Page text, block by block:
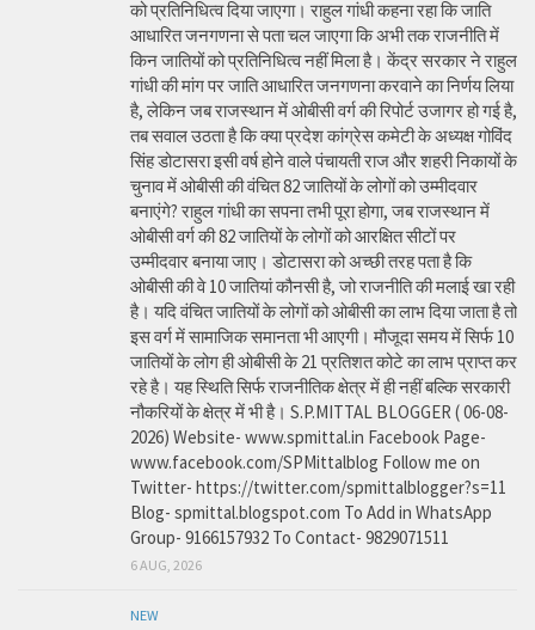
को प्रतिनिधित्व दिया जाएगा। राहुल गांधी कहना रहा कि जाति
आधारित जनगणना से पता चल जाएगा कि अभी तक राजनीति में
किन जातियों को प्रतिनिधित्व नहीं मिला है। केंद्र सरकार ने राहुल
गांधी की मांग पर जाति आधारित जनगणना करवाने का निर्णय लिया
है, लेकिन जब राजस्थान में ओबीसी वर्ग की रिपोर्ट उजागर हो गई है,
तब सवाल उठता है कि क्या प्रदेश कांग्रेस कमेटी के अध्यक्ष गोविंद
सिंह डोटासरा इसी वर्ष होने वाले पंचायती राज और शहरी निकायों के
चुनाव में ओबीसी की वंचित 82 जातियों के लोगों को उम्मीदवार
बनाएंगे? राहुल गांधी का सपना तभी पूरा होगा, जब राजस्थान में
ओबीसी वर्ग की 82 जातियों के लोगों को आरक्षित सीटों पर
उम्मीदवार बनाया जाए। डोटासरा को अच्छी तरह पता है कि
ओबीसी की वे 10 जातियां कौनसी है, जो राजनीति की मलाई खा रही
है। यदि वंचित जातियों के लोगों को ओबीसी का लाभ दिया जाता है तो
इस वर्ग में सामाजिक समानता भी आएगी। मौजूदा समय में सिर्फ 10
जातियों के लोग ही ओबीसी के 21 प्रतिशत कोटे का लाभ प्राप्त कर
रहे है। यह स्थिति सिर्फ राजनीतिक क्षेत्र में ही नहीं बल्कि सरकारी
नौकरियों के क्षेत्र में भी है। S.P.MITTAL BLOGGER ( 06-08-
2026) Website- www.spmittal.in Facebook Page-
www.facebook.com/SPMittalblog Follow me on
Twitter- https://twitter.com/spmittalblogger?s=11
Blog- spmittal.blogspot.com To Add in WhatsApp
Group- 9166157932 To Contact- 9829071511
6 AUG, 2026
NEW